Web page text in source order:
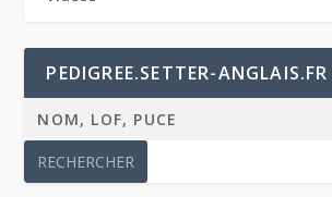
PEDIGREE.SETTER-ANGLAIS.FR